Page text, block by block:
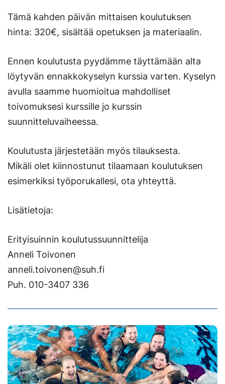
Tämä kahden päivän mittaisen koulutuksen
hinta: 320€, sisältää opetuksen ja materiaalin.
Ennen koulutusta pyydämme täyttämään alta
löytyvän ennakkokyselyn kurssia varten. Kyselyn
avulla saamme huomioitua mahdolliset
toivomuksesi kurssille jo kurssin
suunnitteluvaiheessa.
Koulutusta järjestetään myös tilauksesta.
Mikäli olet kiinnostunut tilaamaan koulutuksen
esimerkiksi työporukallesi, ota yhteyttä.
Lisätietoja:
Erityisuinnin koulutussuunnittelija
Anneli Toivonen
anneli.toivonen@suh.fi
Puh. 010-3407 336